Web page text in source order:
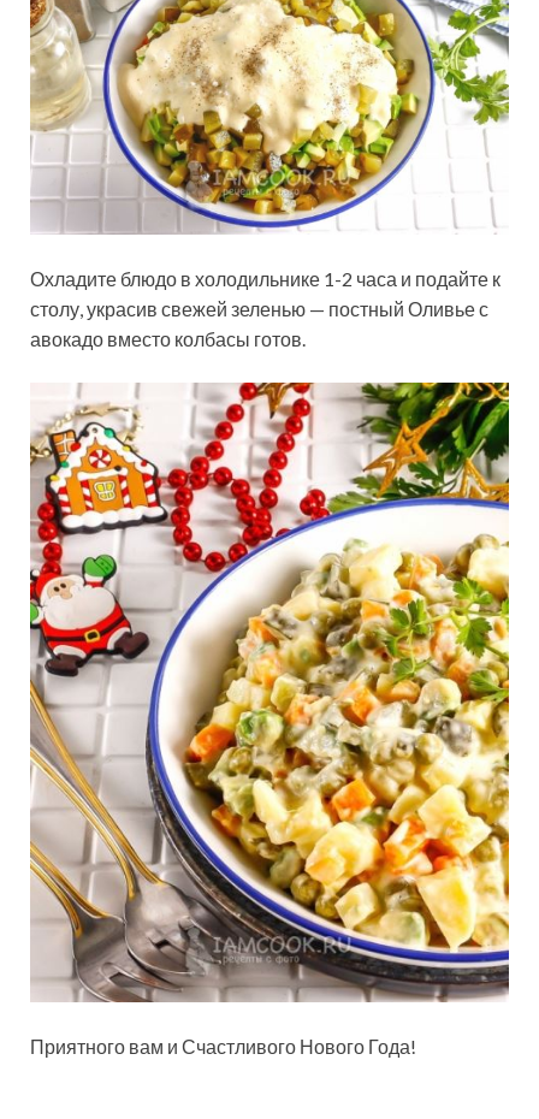
Охладите блюдо в холодильнике 1-2 часа и подайте к
столу, украсив свежей зеленью — постный Оливье с
авокадо вместо колбасы готов.
Приятного вам и Счастливого Нового Года!